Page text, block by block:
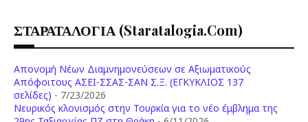
ΣΤΑΡΑΤΑΛΟΓΙΑ (staratalogia.com)
Απονομή Νέων Διαμνημονεύσεων σε Αξιωματικούς
Απόφοιτους ΑΣΕΙ-ΣΣΑΣ-ΣΑΝ Σ.Ξ. (ΕΓΚΥΚΛΙΟΣ 137
σελίδες) - 7/23/2026
Νευρικός κλονισμός στην Τουρκία για το νέο έμβλημα της